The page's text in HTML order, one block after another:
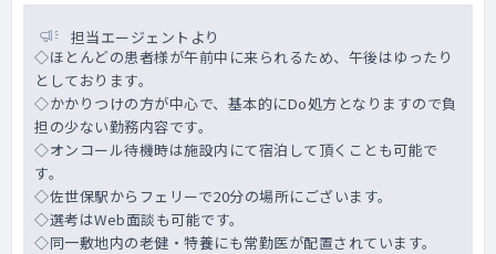
担当エージェントより
◇ほとんどの患者様が午前中に来られるため、午後はゆったり
としております。
◇かかりつけの方が中心で、基本的にDo処方となりますので負
担の少ない勤務内容です。
◇オンコール待機時は施設内にて宿泊して頂くことも可能で
す。
◇佐世保駅からフェリーで20分の場所にございます。
◇選考はWeb面談も可能です。
◇同一敷地内の老健・特養にも常勤医が配置されています。